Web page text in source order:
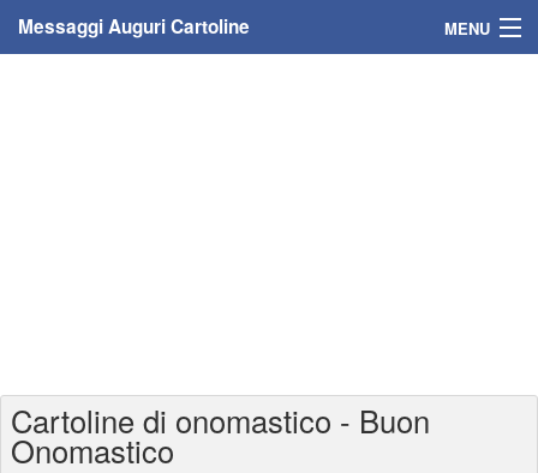
Messaggi Auguri Cartoline MENU
Cartoline auguri anni
Cartoline di onomastico - Buon
Onomastico